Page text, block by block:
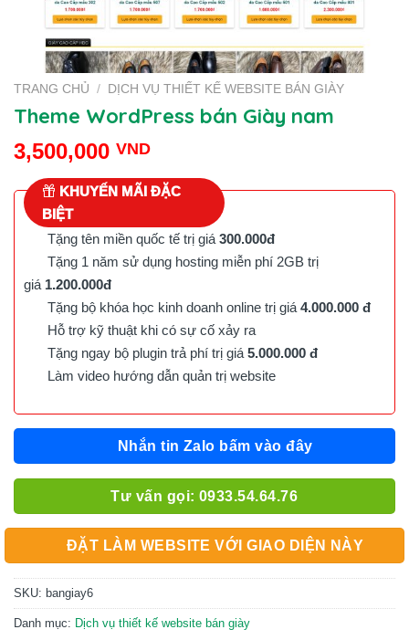
TRANG CHỦ / DỊCH VỤ THIẾT KẾ WEBSITE BÁN GIÀY
Theme WordPress bán Giày nam
3,500,000 VND
KHUYẾN MÃI ĐẶC
BIỆT
Tặng tên miền quốc tế trị giá 300.000đ
Tặng 1 năm sử dụng hosting miễn phí 2GB trị
giá 1.200.000đ
Tặng bộ khóa học kinh doanh online trị giá 4.000.000 đ
Hỗ trợ kỹ thuật khi có sự cố xảy ra
Tặng ngay bộ plugin trả phí trị giá 5.000.000 đ
Làm video hướng dẫn quản trị website
Nhắn tin Zalo bấm vào đây
Tư vấn gọi: 0933.54.64.76
ĐẶT LÀM WEBSITE VỚI GIAO DIỆN NÀY
SKU: bangiay6
Danh mục: Dịch vụ thiết kế website bán giày